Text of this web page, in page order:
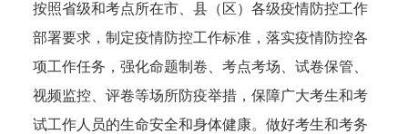
按照省级和考点所在市、县（区）各级疫情防控工作
部署要求，制定疫情防控工作标准，落实疫情防控各
项工作任务，强化命题制卷、考点考场、试卷保管、
视频监控、评卷等场所防疫举措，保障广大考生和考
试工作人员的生命安全和身体健康。做好考生和考务